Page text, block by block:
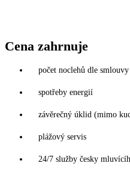
Cena zahrnuje
počet noclehů dle smlouvy
spotřeby energií
závěrečný úklid (mimo
plážový servis
24/7 služby česky